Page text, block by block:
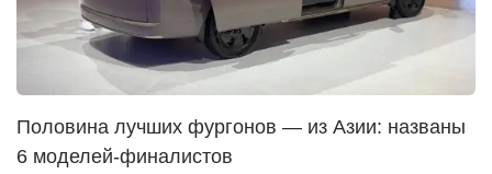
Половина лучших фургонов — из Азии: названы
6 моделей-финалистов